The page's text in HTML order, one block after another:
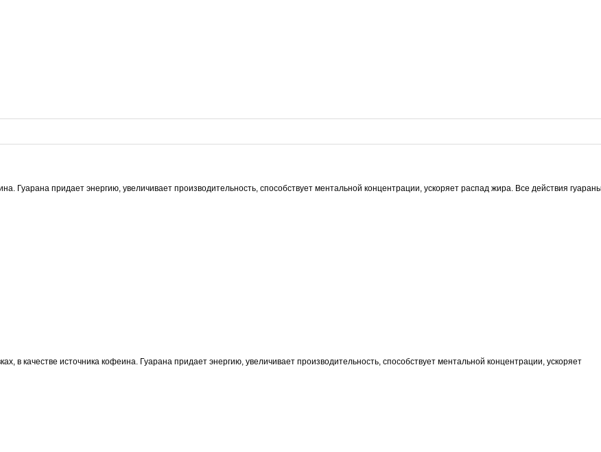
Гуарана придает энергию, увеличивает производительность, способствует ментальной концентрации, ускоряет распад жира. Все действия
в качестве источника кофеина. Гуарана придает энергию, увеличивает производительность, способствует ментальной концентрации, ускоряет